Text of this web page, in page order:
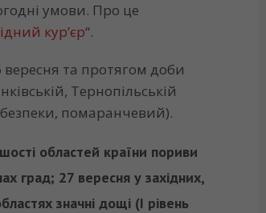
умови. Про це
кур’єр“.
та протягом доби
Тернопільській
помаранчевий).
областей країни пориви
град; 27 вересня у західних,
значні дощі (І рівень